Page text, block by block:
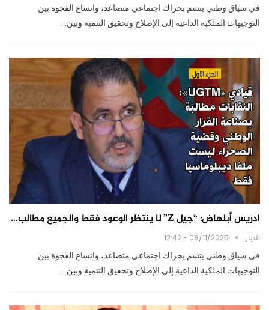
في سياق وطني يتسم بحراك اجتماعي متصاعد، واتساع الفجوة بين
التوجيهات الملكية الداعية إلى الإصلاح وتحقيق التنمية وبين…
ادريس أبلهاض: “جيل Z” لا ينتظر الوعود فقط والجميع مطالب…
الديار 08/11/2025 - 12:42
في سياق وطني يتسم بحراك اجتماعي متصاعد، واتساع الفجوة بين
التوجيهات الملكية الداعية إلى الإصلاح وتحقيق التنمية وبين…